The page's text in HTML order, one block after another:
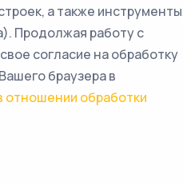
а также инструменты
Продолжая работу с
согласие на обработку
браузера в
отношении обработки